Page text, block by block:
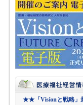
★★「Visionと戦略」